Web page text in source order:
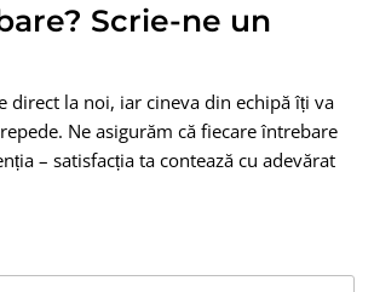
Scrie-ne un
direct la noi, iar cineva din echipă îți va
Ne asigurăm că fiecare întrebare
– satisfacția ta contează cu adevărat